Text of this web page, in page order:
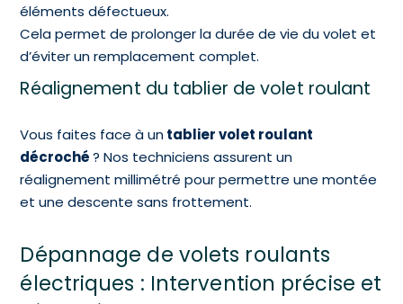
éléments défectueux.
Cela permet de prolonger la durée de vie du volet et
d’éviter un remplacement complet.
Réalignement du tablier de volet roulant
Vous faites face à untablier volet roulant
décroché? Nos techniciens assurent un
réalignement millimétré pour permettre une montée
et une descente sans frottement.
Dépannage de volets roulants
électriques : Intervention précise et